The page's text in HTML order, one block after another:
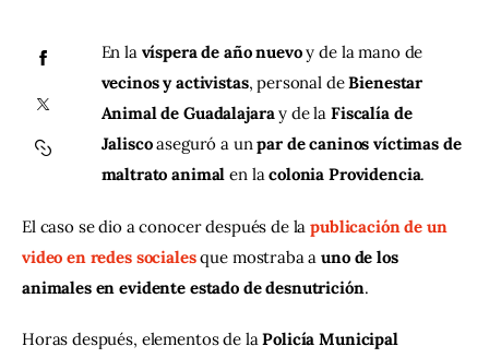
Contacto
En la víspera de año nuevo y de la mano de
vecinos y activistas, personal de Bienestar
Animal de Guadalajara y de la Fiscalía de
Jalisco aseguró a un par de caninos víctimas de
maltrato animal en la colonia Providencia.
El caso se dio a conocer después de la publicación de un
video en redes sociales que mostraba a uno de los
animales en evidente estado de desnutrición.
Horas después, elementos de la Policía Municipal